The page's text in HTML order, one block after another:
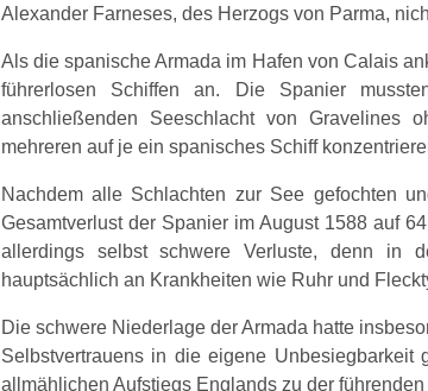
Alexander Farneses, des Herzogs von Parma,
Als die spanische Armada im Hafen von Calais
führerlosen Schiffen an. Die Spanier
anschließenden Seeschlacht von Gravelines
mehreren auf je ein spanisches Schiff
Nachdem alle Schlachten zur See gefochten
Gesamtverlust der Spanier im August 1588 auf
allerdings selbst schwere Verluste, denn in
hauptsächlich an Krankheiten wie Ruhr und
Die schwere Niederlage der Armada hatte
Selbstvertrauens in die eigene
allmählichen Aufstiegs Englands zu der führenden